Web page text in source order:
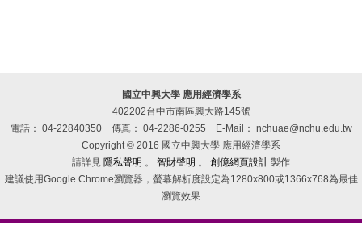
國立中興大學 應用經濟學系
402202台中市南區興大路145號
電話： 04-22840350
傳真： 04-2286-0255
E-Mail： nchuae@nchu.edu.tw
Copyright © 2016 國立中興大學 應用經濟學系
請詳見 隱私聲明 。 智財聲明 。 創億網頁設計 製作
建議使用Google Chrome瀏覽器，螢幕解析度設定為1280x800或1366x768為最佳
瀏覽效果